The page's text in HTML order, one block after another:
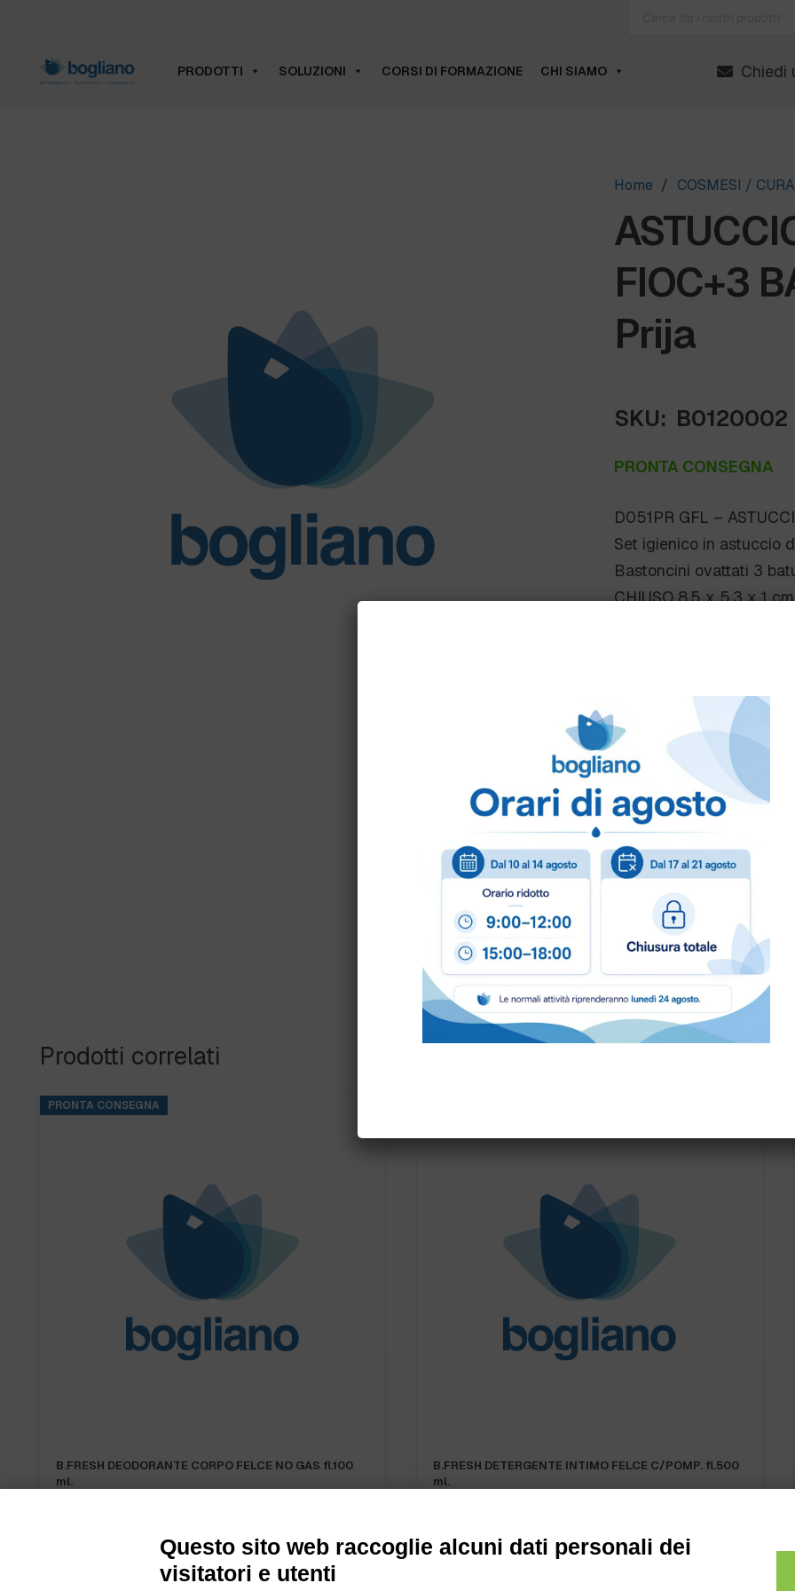
PRODOTTI SOLUZIONI CORSI DI FORMAZIONE CHI SIAMO Chiedi
Home / COSMESI /
FIOC+3
Prija
SKU: B0120002
PRONTA CONSEGNA
D051PR GFL –
Set igienico in astuccio
Bastoncini ovattati 3
CHIUSO 8,5 x 5,3 x 1 cm
Come ordinare?
Puoi ordinare chiamando al
info@bogliano.it
Per ogni informazione
Prodotti correlati
PRONTA CONSEGNA
B.FRESH DEODORANTE CORPO FELCE NO GAS fl.100
ml.
B.FRESH DETERGENTE INTIMO FELCE C/POMP. fl.500
ml.
Questo sito web raccoglie alcuni dati personali dei
visitatori e utenti